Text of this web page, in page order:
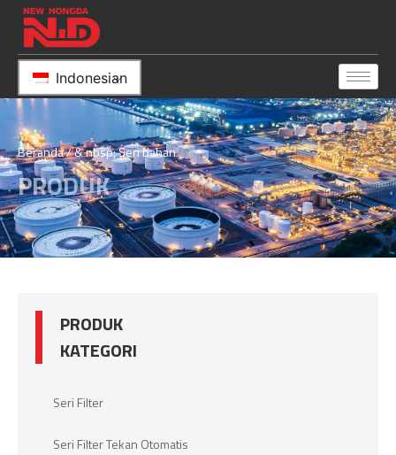
Indonesian
Beranda/ & nbsp; Seri bahan
PRODUK
PRODUK
KATEGORI
Seri Filter
Seri Filter Tekan Otomatis